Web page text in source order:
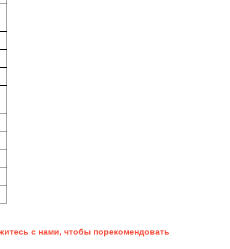
с нами, чтобы порекомендовать